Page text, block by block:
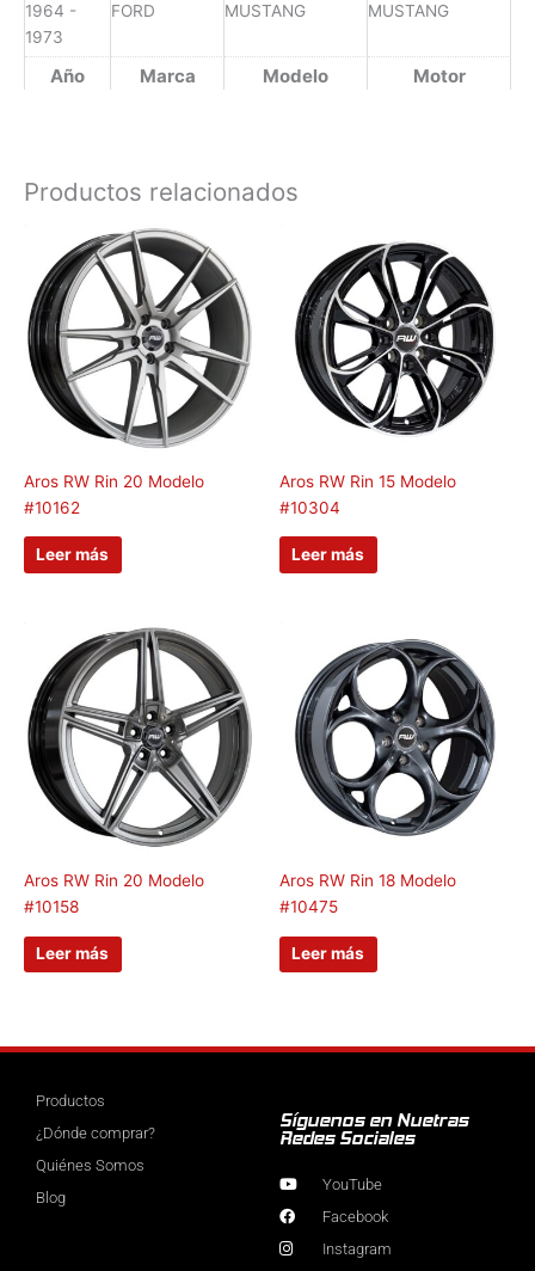
Año Marca Modelo Motor
1964 -
1973
FORD MUSTANG MUSTANG
Productos relacionados
Aros RW Rin 20 Modelo
#10162
Leer más
Aros RW Rin 15 Modelo
#10304
Leer más
Aros RW Rin 20 Modelo
#10158
Leer más
Aros RW Rin 18 Modelo
#10475
Leer más
Productos
¿Dónde comprar?
Quiénes Somos
Blog
Síguenos en Nuetras
Redes Sociales
YouTube
Facebook
Instagram